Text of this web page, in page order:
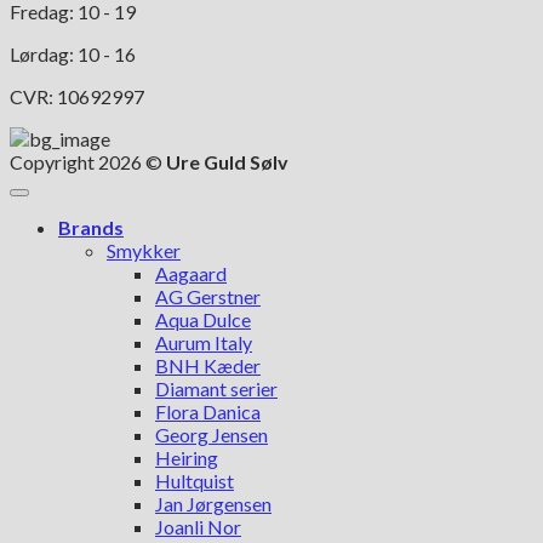
Fredag: 10 - 19
Lørdag: 10 - 16
CVR: 10692997
Copyright 2026 © Ure Guld Sølv
Brands
Smykker
Aagaard
AG Gerstner
Aqua Dulce
Aurum Italy
BNH Kæder
Diamant serier
Flora Danica
Georg Jensen
Heiring
Hultquist
Jan Jørgensen
Joanli Nor